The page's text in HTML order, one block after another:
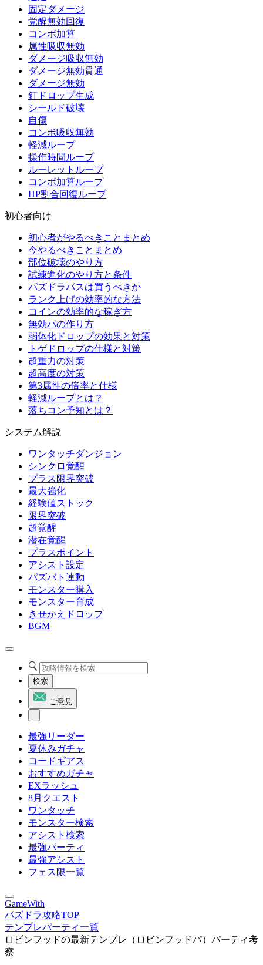
固定ダメージ
覚醒無効回復
コンボ加算
属性吸収無効
ダメージ吸収無効
ダメージ無効貫通
ダメージ無効
釘ドロップ生成
シールド破壊
自傷
コンボ吸収無効
軽減ループ
操作時間ループ
ルーレットループ
コンボ加算ループ
HP割合回復ループ
初心者向け
初心者がやるべきことまとめ
今やるべきことまとめ
部位破壊のやり方
試練進化のやり方と条件
パズドラパスは買うべきか
ランク上げの効率的な方法
コインの効率的な稼ぎ方
無効パの作り方
弱体化ドロップの効果と対策
トゲドロップの仕様と対策
超重力の対策
超高度の対策
第3属性の倍率と仕様
軽減ループとは？
落ちコン予知とは？
システム解説
ワンタッチダンジョン
シンクロ覚醒
プラス限界突破
最大強化
経験値ストック
限界突破
超覚醒
潜在覚醒
プラスポイント
アシスト設定
パズバト連動
モンスター購入
モンスター育成
きせかえドロップ
BGM
検索
ご意見
最強リーダー
夏休みガチャ
コードギアス
おすすめガチャ
EXラッシュ
8月クエスト
ワンタッチ
モンスター検索
アシスト検索
最強パーティ
最強アシスト
フェス限一覧
GameWith
パズドラ攻略TOP
テンプレパーティ一覧
ロビンフッドの最新テンプレ（ロビンフッドパ）パーティ考
察